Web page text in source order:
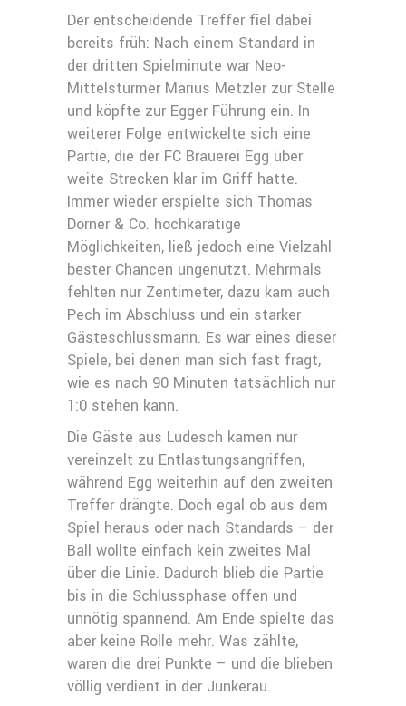
Der entscheidende Treffer fiel dabei
bereits früh: Nach einem Standard in
der dritten Spielminute war Neo-
Mittelstürmer Marius Metzler zur Stelle
und köpfte zur Egger Führung ein. In
weiterer Folge entwickelte sich eine
Partie, die der FC Brauerei Egg über
weite Strecken klar im Griff hatte.
Immer wieder erspielte sich Thomas
Dorner & Co. hochkarätige
Möglichkeiten, ließ jedoch eine Vielzahl
bester Chancen ungenutzt. Mehrmals
fehlten nur Zentimeter, dazu kam auch
Pech im Abschluss und ein starker
Gästeschlussmann. Es war eines dieser
Spiele, bei denen man sich fast fragt,
wie es nach 90 Minuten tatsächlich nur
1:0 stehen kann.
Die Gäste aus Ludesch kamen nur
vereinzelt zu Entlastungsangriffen,
während Egg weiterhin auf den zweiten
Treffer drängte. Doch egal ob aus dem
Spiel heraus oder nach Standards – der
Ball wollte einfach kein zweites Mal
über die Linie. Dadurch blieb die Partie
bis in die Schlussphase offen und
unnötig spannend. Am Ende spielte das
aber keine Rolle mehr. Was zählte,
waren die drei Punkte – und die blieben
völlig verdient in der Junkerau.